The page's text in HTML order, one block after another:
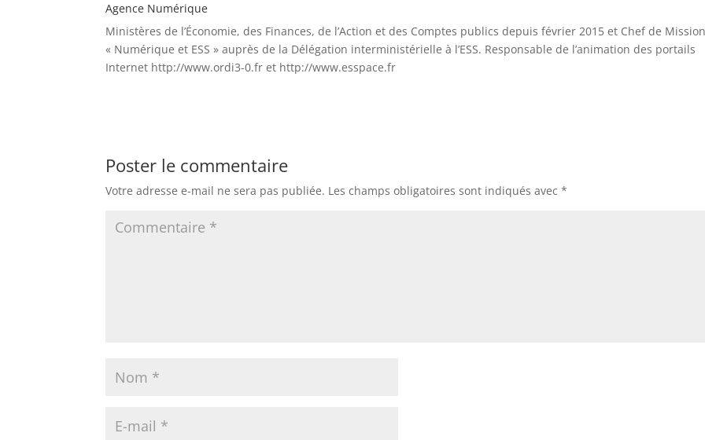
Agence Numérique
Ministères de l’Économie, des Finances, de l’Action et des Comptes publics depuis février 2015 et Chef de
« Numérique et ESS » auprès de la Délégation interministérielle à l’ESS. Responsable de l’animation des portails
Internet http://www.ordi3-0.fr et http://www.esspace.fr
Poster le commentaire
Votre adresse e-mail ne sera pas publiée. Les champs obligatoires sont indiqués avec*